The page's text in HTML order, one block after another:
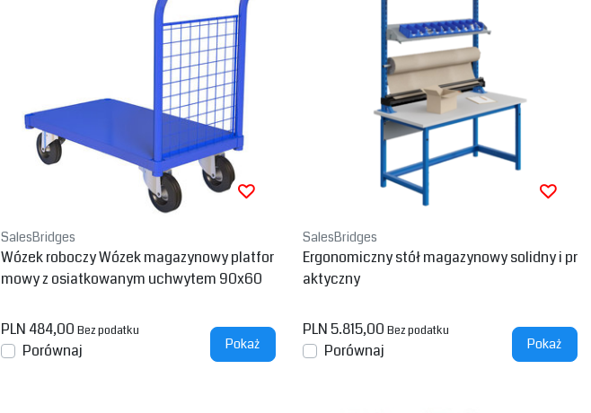
SalesBridges
Wózek roboczy Wózek magazynowy platfor
mowy z osiatkowanym uchwytem 90x60
PLN 484,00 Bez podatku
Porównaj Pokaż
SalesBridges
Ergonomiczny stół magazynowy solidny i pr
aktyczny
PLN 5.815,00 Bez podatku
Porównaj Pokaż